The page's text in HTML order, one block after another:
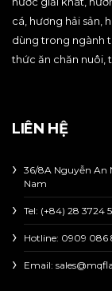
cá, hương hải sản,
dùng trong ngành
thức ăn chăn nuôi,
LIÊN HỆ
36/8A Nguyễn An
Nam
Tel: (+84) 28 3724
Hotline: 0909 086
Email: